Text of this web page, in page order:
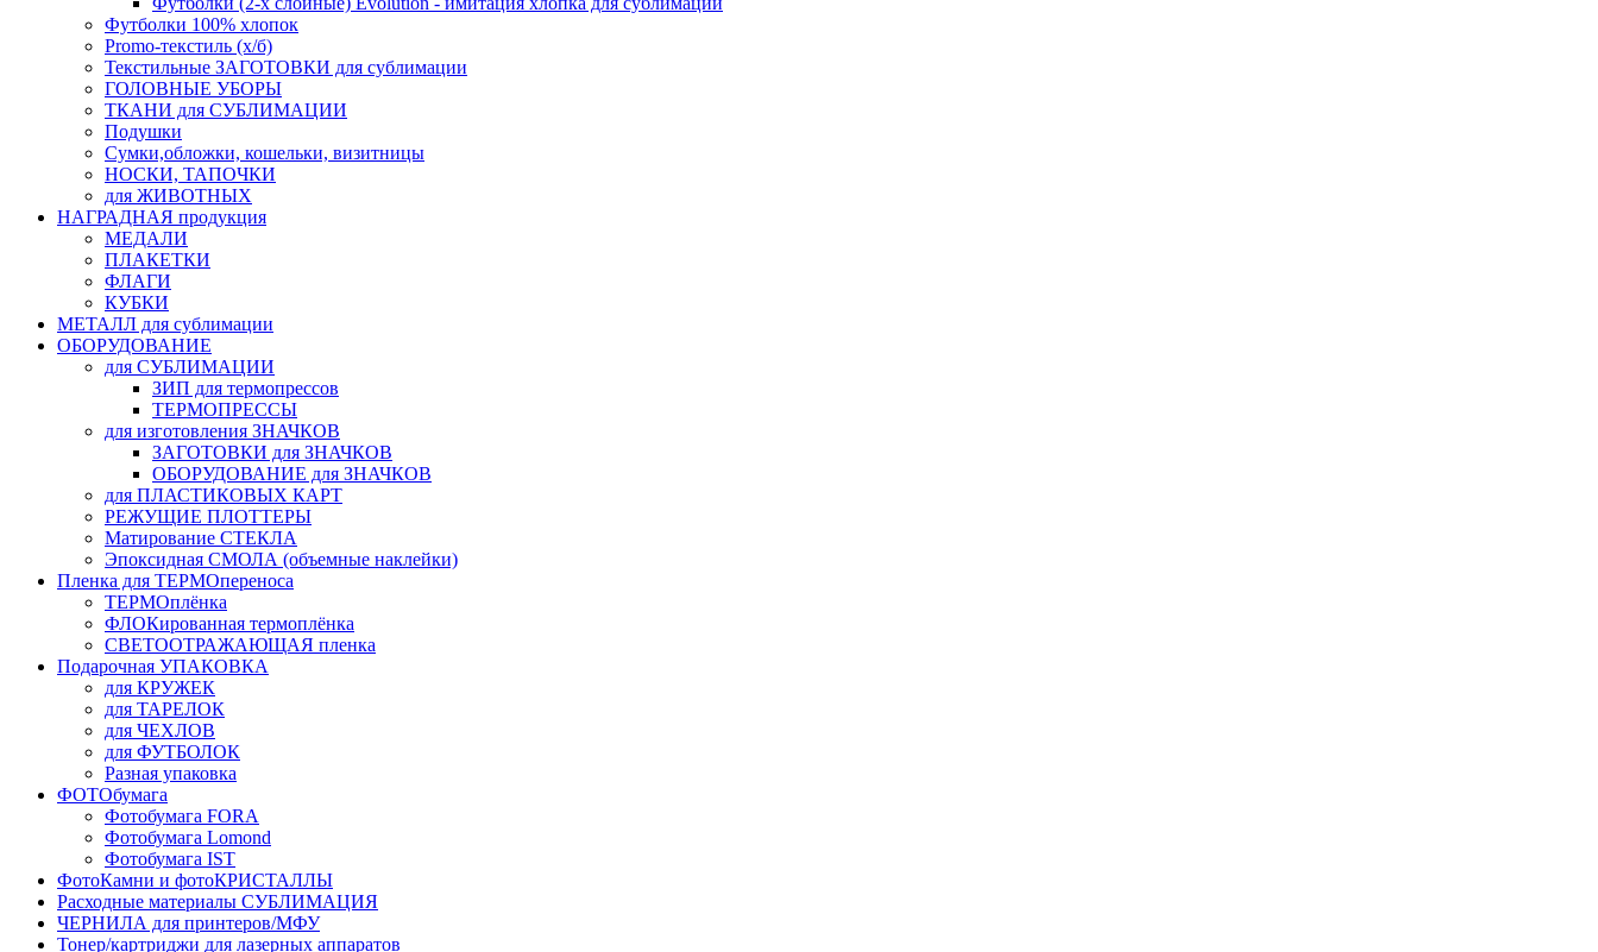
Футболки 100% хлопок
Promo-текстиль (х/б)
Текстильные ЗАГОТОВКИ для сублимации
ГОЛОВНЫЕ УБОРЫ
ТКАНИ для СУБЛИМАЦИИ
Подушки
Сумки,обложки, кошельки, визитницы
НОСКИ, ТАПОЧКИ
для ЖИВОТНЫХ
НАГРАДНАЯ продукция
МЕДАЛИ
ПЛАКЕТКИ
ФЛАГИ
КУБКИ
МЕТАЛЛ для сублимации
ОБОРУДОВАНИЕ
для СУБЛИМАЦИИ
ЗИП для термопрессов
ТЕРМОПРЕССЫ
для изготовления ЗНАЧКОВ
ЗАГОТОВКИ для ЗНАЧКОВ
ОБОРУДОВАНИЕ для ЗНАЧКОВ
для ПЛАСТИКОВЫХ КАРТ
РЕЖУЩИЕ ПЛОТТЕРЫ
Матирование СТЕКЛА
Эпоксидная СМОЛА (объемные наклейки)
Пленка для ТЕРМОпереноса
ТЕРМОплёнка
ФЛОКированная термоплёнка
СВЕТООТРАЖАЮЩАЯ пленка
Подарочная УПАКОВКА
для КРУЖЕК
для ТАРЕЛОК
для ЧЕХЛОВ
для ФУТБОЛОК
Разная упаковка
ФОТОбумага
Фотобумага FORA
Фотобумага Lomond
Фотобумага IST
ФотоКамни и фотоКРИСТАЛЛЫ
Расходные материалы СУБЛИМАЦИЯ
ЧЕРНИЛА для принтеров/МФУ
Тонер/картриджи для лазерных аппаратов